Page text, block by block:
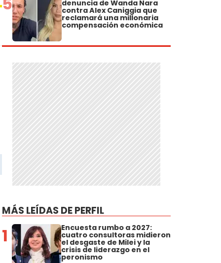
denuncia de Wanda Nara
contra Alex Caniggia que
reclamará una millonaria
compensación económica
MÁS LEÍDAS DE PERFIL
1 Encuesta rumbo a 2027:
cuatro consultoras midieron
el desgaste de Milei y la
crisis de liderazgo en el
peronismo